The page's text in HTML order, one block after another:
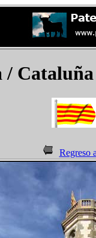
/
Regreso